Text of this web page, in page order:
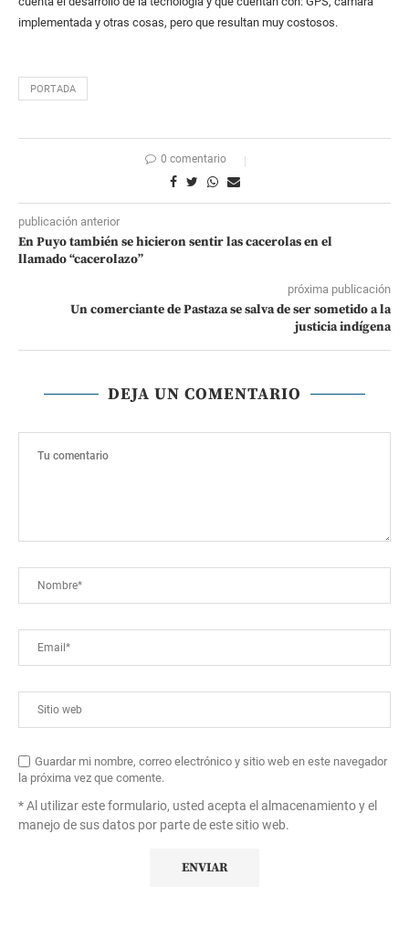
implementada y otras cosas, pero que resultan muy costosos.
PORTADA
0 comentario
publicación anterior
En Puyo también se hicieron sentir las cacerolas en el
llamado “cacerolazo”
próxima publicación
Un comerciante de Pastaza se salva de ser sometido a la
justicia indígena
DEJA UN COMENTARIO
Guardar mi nombre, correo electrónico y sitio web en este navegador
la próxima vez que comente.
* Al utilizar este formulario, usted acepta el almacenamiento y el
manejo de sus datos por parte de este sitio web.